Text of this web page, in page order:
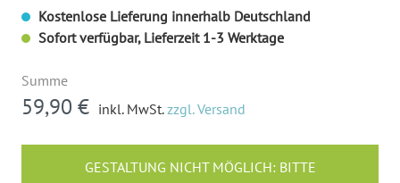
Kostenlose Lieferung innerhalb Deutschland
Sofort verfügbar, Lieferzeit 1-3 Werktage
Summe
59,90 € inkl. MwSt.zzgl. Versand
GESTALTUNG NICHT MÖGLICH: BITTE